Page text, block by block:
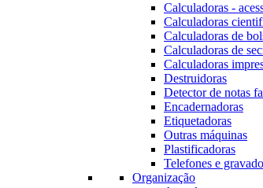
Calculadoras -
Calculadoras
Calculadoras de
Calculadoras de
Calculadoras
Destruidoras
Detector de notas
Encadernadoras
Etiquetadoras
Outras máquinas
Plastificadoras
Telefones e
Organização